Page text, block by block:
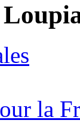
la